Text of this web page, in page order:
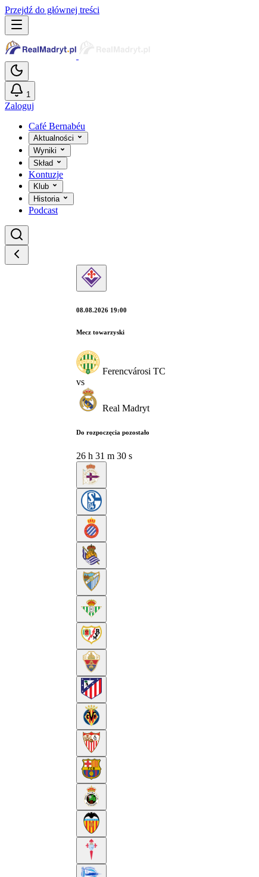
Przejdź do głównej treści
1
Zaloguj
Café Bernabéu
Aktualności
Wyniki
Skład
Kontuzje
Klub
Historia
Podcast
08.08.2026 19:00
Mecz towarzyski
Ferencvárosi TC
vs
Real Madryt
Do rozpoczęcia pozostało
26 h 31 m 29 s